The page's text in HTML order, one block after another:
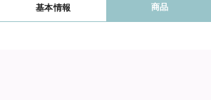
基本情報 商品